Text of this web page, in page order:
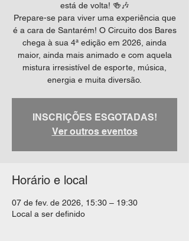
está de volta! 🍻🎶
Prepare-se para viver uma experiência que
é a cara de Santarém! O Circuito dos Bares
chega à sua 4ª edição em 2026, ainda
maior, ainda mais animado e com aquela
mistura irresistível de esporte, música,
energia e muita diversão.
INSCRIÇÕES ESGOTADAS!
Ver outros eventos
Horário e local
07 de fev. de 2026, 15:30 – 19:30
Local a ser definido